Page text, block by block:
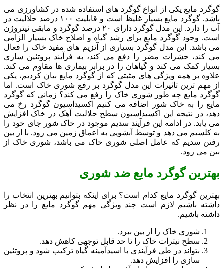
گوگرد مایع یکی از انواع گوگرد های استفاده شده در کشاورزی می
باشد. گوگرد مایع بسیار غلیظ است و قابلیت ۱۰۰ درصد حلالیت در
آب را دارد. این مدل گوگرد دارای ۲۰ درصد گوگرد و مابقی نیتروژن
است. وجود گوگرد مایع برای رشد گیاه و اصلاح خاک بسیار الزامی
می باشد. این مدل گوگرد بسیاری از آنزیم های مفید خاک را فعال
می کند، حشرات مضر را دفع می کند، به فرآیند پروتئین سازی
بسیار کمک می کند و گیاهان را در برابر بیماری ها مقاوم می کند.
علاوه بر همه ویژگی های مثبتی که از گوگرد مایع بیان کردیم، یکی
از مهم ترین تاثیرات این مدل گوگرد بر رفع شوری خاک است. اما
گوگرد مایع چه طور شوری خاک را رفع می کند؟ زمانی که گوگرد
مایع را به خاک شور اضافه می کنیم اکسیداسیون گوگرد رخ می
دهد، در نتیجه این اکسیداسیون سطح حلالیت آهک در خاک افزایش
می یابد. در ادامه این فرآیند سدیم موجود در خاک شور جای خود را
به کلسیم می دهد و توسط آبشویی به اعماق زمین می رود. با از بین
رفتن سدیم که عامل اصلی شوری خاک می باشد، شوری خاک از
بین می رود.
بهترین گوگرد مایع ضد شوری
بهترین گوگرد مایع کدام است؟ برای اینکه بتوانیم بهترین انتخاب را
داشته باشیم لازم است چند ویژگی مهم گوگرد مایع را در نظر
داشته باشیم.
شوری خاک را از بین ببرد.
سطح نیترات خاک را تا حد قابل توجهی کاهش دهد.
بتواند در طی فرآیندی با اسیدآمینه گیاه ترکیب شود و پروتئین
سازی را افزایش دهد.